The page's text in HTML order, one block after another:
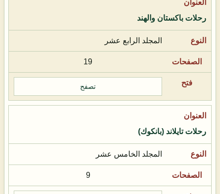
رحلات باكستان والهند
المجلد الرابع عشر
19
تصفح
رحلات تايلاند (بانكوك)
المجلد الخامس عشر
9